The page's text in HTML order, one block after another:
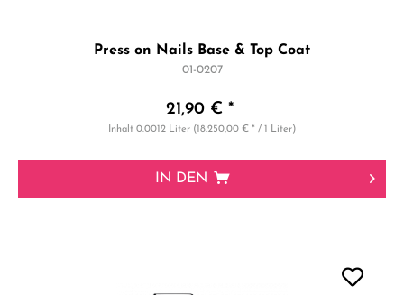
Press on Nails Base & Top Coat
01-0207
21,90 € *
Inhalt0.0012 Liter (18.250,00 € * / 1 Liter)
IN DEN